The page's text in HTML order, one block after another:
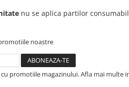
nu se aplica partilor
noastre
promotiile magazinului. Afla mai multe